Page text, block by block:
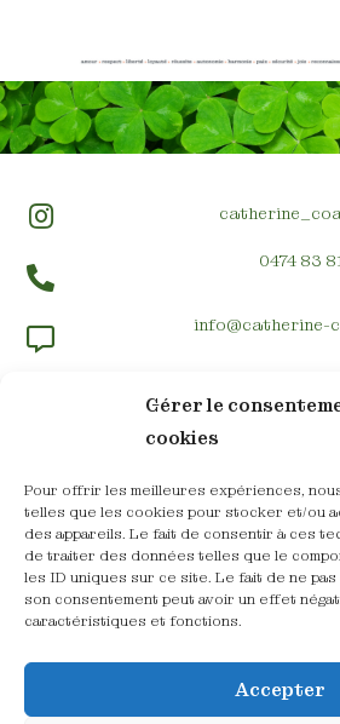
Gérer le
cookies
Pour offrir les meilleures expériences,
telles que les cookies pour stocker et/ou
des appareils. Le fait de consentir à ces
de traiter des données telles que le
les ID uniques sur ce site. Le fait de ne
son consentement peut avoir un effet
caractéristiques et fonctions.
Accepter
0474 83
info@catherine-
Coach professionnelle